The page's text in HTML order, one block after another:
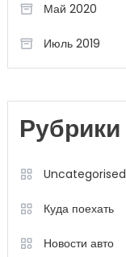
Май 2020
Июль 2019
Рубрики
Uncategorised
Куда поехать
Новости авто